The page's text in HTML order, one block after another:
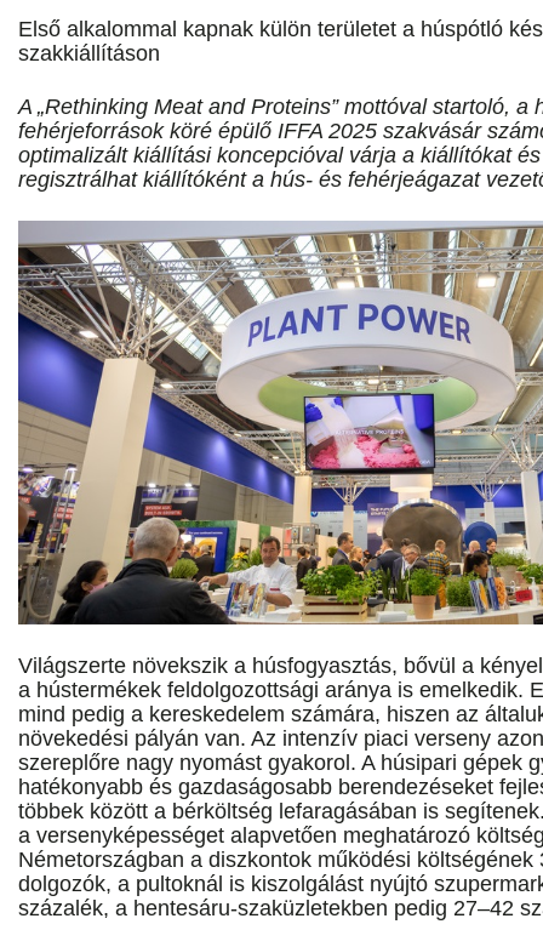
Első alkalommal kapnak külön területet a húspótló
szakkiállításon
A „Rethinking Meat and Proteins” mottóval startoló, a
fehérjeforrások köré épülő IFFA 2025 szakvásár
optimalizált kiállítási koncepcióval várja a kiállítókat
regisztrálhat kiállítóként a hús- és fehérjeágazat
Világszerte növekszik a húsfogyasztás, bővül a
a hústermékek feldolgozottsági aránya is emelkedik.
mind pedig a kereskedelem számára, hiszen az
növekedési pályán van. Az intenzív piaci verseny
szereplőre nagy nyomást gyakorol. A húsipari gépek
hatékonyabb és gazdaságosabb berendezéseket
többek között a bérköltség lefaragásában is
a versenyképességet alapvetően meghatározó
Németországban a diszkontok működési költségének
dolgozók, a pultoknál is kiszolgálást nyújtó
százalék, a hentesáru-szaküzletekben pedig 27–42